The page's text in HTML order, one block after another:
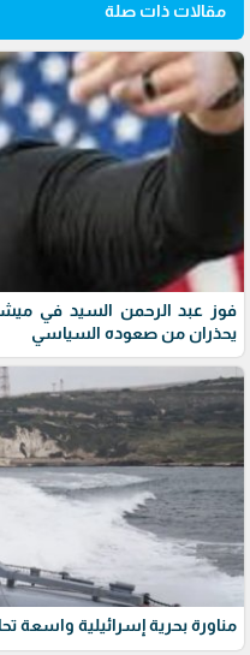
مقالات ذات صلة
فوز عبد الرحمن السيد في
يحذران من صعوده السياسي
مناورة بحرية إسرائيلية واسعة